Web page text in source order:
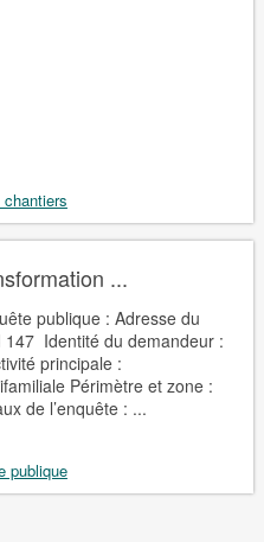
chantiers
...
publique : Adresse du
du demandeur :
principale :
Périmètre et zone :
de l’enquête : ...
publique